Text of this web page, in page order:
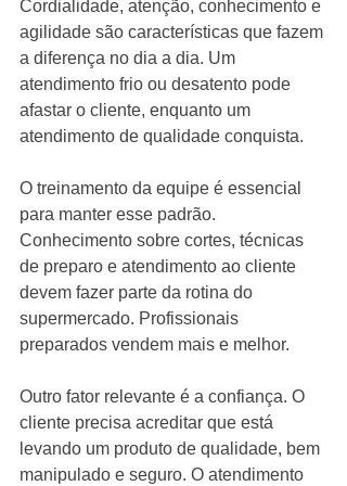
Cordialidade, atenção, conhecimento e
agilidade são características que fazem
a diferença no dia a dia. Um
atendimento frio ou desatento pode
afastar o cliente, enquanto um
atendimento de qualidade conquista.
O treinamento da equipe é essencial
para manter esse padrão.
Conhecimento sobre cortes, técnicas
de preparo e atendimento ao cliente
devem fazer parte da rotina do
supermercado. Profissionais
preparados vendem mais e melhor.
Outro fator relevante é a confiança. O
cliente precisa acreditar que está
levando um produto de qualidade, bem
manipulado e seguro. O atendimento